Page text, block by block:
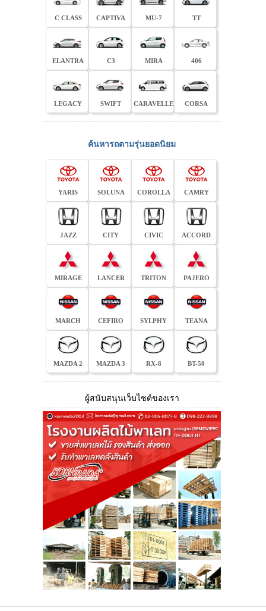
C CLASS CAPTIVA MU-7 TT
ELANTRA C3 MIRA 406
LEGACY SWIFT CARAVELLE CORSA
ค้นหารถตามรุ่นยอดนิยม
YARIS SOLUNA COROLLA CAMRY
JAZZ CITY CIVIC ACCORD
MIRAGE LANCER TRITON PAJERO
MARCH CEFIRO SYLPHY TEANA
MAZDA 2 MAZDA 3 RX-8 BT-50
ผู้สนับสนุนเว็บไซต์ของเรา